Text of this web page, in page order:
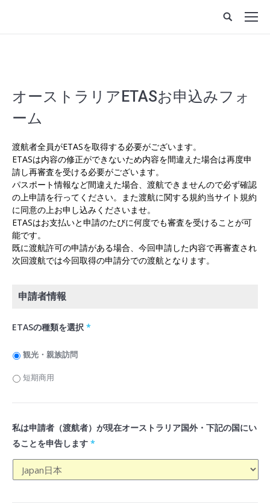
オーストラリアETASお申込みフォ
ーム
渡航者全員がETASを取得する必要がございます。
ETASは内容の修正ができないため内容を間違えた場合は再度申
請し再審査を受ける必要がございます。
パスポート情報など間違えた場合、渡航できませんので必ず確認
の上申請を行ってください。また渡航に関する規約当サイト規約
に同意の上お申し込みくださいませ。
ETASはお支払いと申請のたびに何度でも審査を受けることが可
能です。
既に渡航許可の申請がある場合、今回申請した内容で再審査され
次回渡航では今回取得の申請分での渡航となります。
申請者情報
ETASの種類を選択 *
観光・親族訪問
短期商用
私は申請者（渡航者）が現在オーストラリア国外・下記の国にい
ることを申告します *